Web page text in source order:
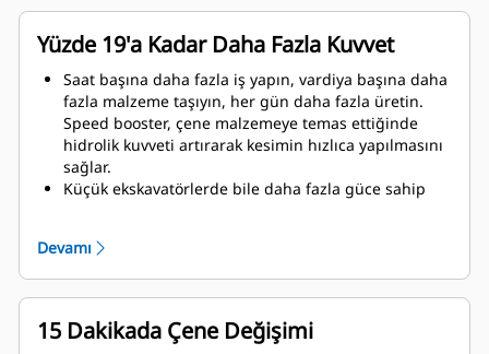
Yüzde 19'a Kadar Daha Fazla Kuvvet
Saat başına daha fazla iş yapın, vardiya başına daha
fazla malzeme taşıyın, her gün daha fazla üretin.
Speed booster, çene malzemeye temas ettiğinde
hidrolik kuvveti artırarak kesimin hızlıca yapılmasını
sağlar.
Küçük ekskavatörlerde bile daha fazla güce sahip
Eksiksiz bir Cat yıkım çözümüyle birlikte maksimum
performans ve tam destek elde edin. Çoklu İşlemci
programları, Yeni Nesil Cat operatör ekranına
entegredir. Tüm sisteminiz için yerel Cat temsilciniz
tarafından sunulan tek destek noktası.
Devamı
15 Dakikada Çene Değişimi